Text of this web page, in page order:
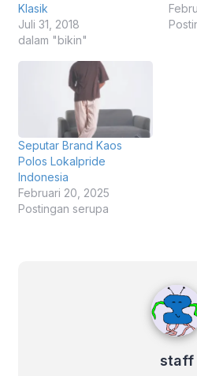
Klasik
Juli 31, 2018
dalam "bikin"
Seputar Brand Kaos
Polos Lokalpride
Indonesia
Februari 20, 2025
Postingan serupa
staff